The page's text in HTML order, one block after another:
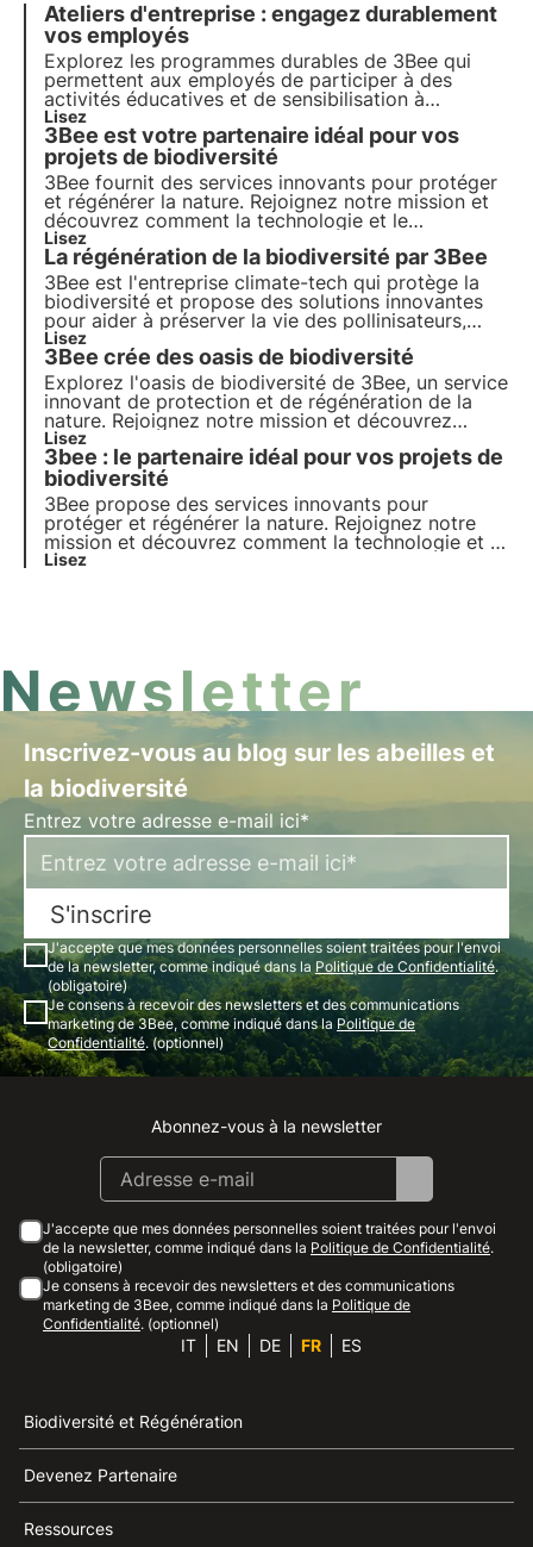
Ateliers d'entreprise : engagez durablement
vos employés
Explorez les programmes durables de 3Bee qui
permettent aux employés de participer à des
activités éducatives et de sensibilisation à
l'environnement. De la participation à des ateliers
d'apiculture, à notre Academy 3bee et à la
dégustation de la biodiversité, renforcez
l'engagement de vos employés
Lisez
3Bee est votre partenaire idéal pour vos
projets de biodiversité
3Bee fournit des services innovants pour protéger
et régénérer la nature. Rejoignez notre mission et
découvrez comment la technologie et le
développement durable se rejoignent pour créer un
avenir plus vert pour les entreprises et la planète.
Lisez
La régénération de la biodiversité par 3Bee
3Bee est l'entreprise climate-tech qui protège la
biodiversité et propose des solutions innovantes
pour aider à préserver la vie des pollinisateurs,
gardiens de la santé de nos écosystèmes.
Découvrez comment 3Bee travaille à la
régénération de la biodiversité.
Lisez
3Bee crée des oasis de biodiversité
Explorez l'oasis de biodiversité de 3Bee, un service
innovant de protection et de régénération de la
nature. Rejoignez notre mission et découvrez
comment la technologie et le développement
durable se rencontrent pour créer un avenir plus
vert pour les entreprises et la planète.
Lisez
3bee : le partenaire idéal pour vos projets de
biodiversité
3Bee propose des services innovants pour
protéger et régénérer la nature. Rejoignez notre
mission et découvrez comment la technologie et la
durabilité se rejoignent pour créer un avenir plus
Lisez
Newsletter
Inscrivez-vous au blog sur les abeilles et
la biodiversité
Entrez votre adresse e-mail ici*
S'inscrire
J'accepte que mes données personnelles soient traitées pour l'envoi
de la newsletter, comme indiqué dans la Politique de Confidentialité.
(obligatoire)
Je consens à recevoir des newsletters et des communications
marketing de 3Bee, comme indiqué dans la Politique de
Confidentialité. (optionnel)
Instagram
Facebook
Linkedin
Youtube
Abonnez-vous à la newsletter
J'accepte que mes données personnelles soient traitées pour l'envoi
de la newsletter, comme indiqué dans la Politique de Confidentialité.
(obligatoire)
Je consens à recevoir des newsletters et des communications
marketing de 3Bee, comme indiqué dans la Politique de
Confidentialité. (optionnel)
IT EN DE FR ES
Biodiversité et Régénération
Devenez Partenaire
Ressources